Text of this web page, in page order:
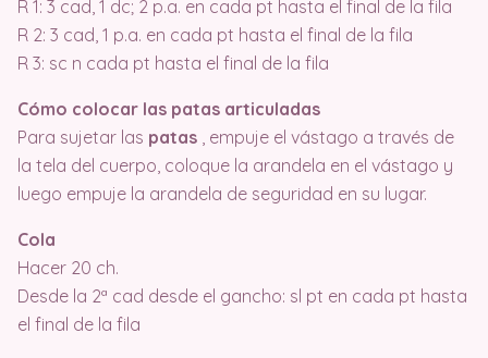
R 1: 3 cad, 1 dc; 2 p.a. en cada pt hasta el final de la fila
R 2: 3 cad, 1 p.a. en cada pt hasta el final de la fila
R 3: sc n cada pt hasta el final de la fila
Cómo colocar las patas articuladas
Para sujetar las patas , empuje el vástago a través de
la tela del cuerpo, coloque la arandela en el vástago y
luego empuje la arandela de seguridad en su lugar.
Cola
Hacer 20 ch.
Desde la 2ª cad desde el gancho: sl pt en cada pt hasta
el final de la fila